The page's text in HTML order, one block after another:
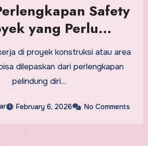
Safety
yang Perlu
Dilengkapi
di proyek konstruksi atau area
dilepaskan dari perlengkapan
pelindung diri…
February 6, 2026 No Comments